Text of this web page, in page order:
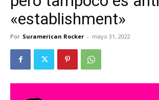
«establishment»
Por Suramerican Rocker - mayo 31, 2022